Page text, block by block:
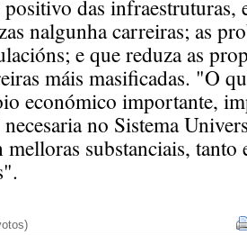
das infraestruturas,
nalgunha carreiras; as
e que reduza as
máis masificadas. "O
económico importante,
no Sistema
melloras substanciais, tanto